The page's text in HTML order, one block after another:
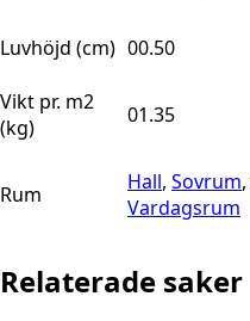
Luvhöjd (cm) 00.50
Vikt pr. m2
(kg)
01.35
Rum Hall, Sovrum,
Vardagsrum
Relaterade saker